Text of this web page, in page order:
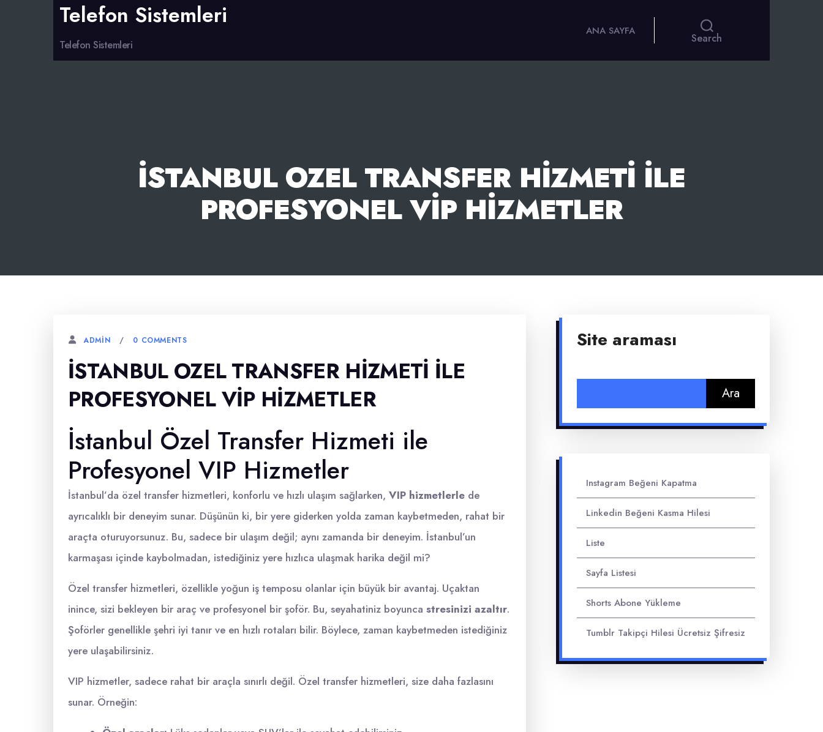
Telefon Sistemleri
Telefon Sistemleri
ANA SAYFA
Search
İSTANBUL OZEL TRANSFER HIZMETI İLE
PROFESYONEL VIP HIZMETLER
ADMIN 0 COMMENTS
İSTANBUL OZEL TRANSFER HIZMETI İLE
PROFESYONEL VIP HIZMETLER
İstanbul Özel Transfer Hizmeti ile
Profesyonel VIP Hizmetler
İstanbul’da özel transfer hizmetleri, konforlu ve hızlı ulaşım sağlarken, VIP hizmetlerle de
ayrıcalıklı bir deneyim sunar. Düşünün ki, bir yere giderken yolda zaman kaybetmeden, rahat bir
araçta oturuyorsunuz. Bu, sadece bir ulaşım değil; aynı zamanda bir deneyim. İstanbul’un
karmaşası içinde kaybolmadan, istediğiniz yere hızlıca ulaşmak harika değil mi?
Özel transfer hizmetleri, özellikle yoğun iş temposu olanlar için büyük bir avantaj. Uçaktan
inince, sizi bekleyen bir araç ve profesyonel bir şoför. Bu, seyahatiniz boyunca stresinizi azaltır.
Şoförler genellikle şehri iyi tanır ve en hızlı rotaları bilir. Böylece, zaman kaybetmeden istediğiniz
yere ulaşabilirsiniz.
VIP hizmetler, sadece rahat bir araçla sınırlı değil. Özel transfer hizmetleri, size daha fazlasını
sunar. Örneğin:
Site araması
Instagram Beğeni Kapatma
Linkedin Beğeni Kasma Hilesi
Liste
Sayfa Listesi
Shorts Abone Yükleme
Tumblr Takipçi Hilesi Ücretsiz Şifresiz